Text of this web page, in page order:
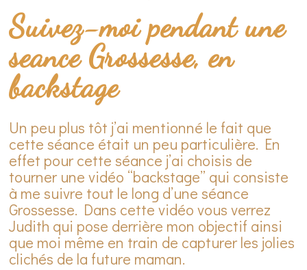
Suivez-moi pendant une
seance Grossesse, en
backstage
Un peu plus tôt j’ai mentionné le fait que
cette séance était un peu particulière. En
effet pour cette séance j’ai choisis de
tourner une vidéo “backstage” qui consiste
à me suivre tout le long d’une séance
Grossesse. Dans cette vidéo vous verrez
Judith qui pose derrière mon objectif ainsi
que moi même en train de capturer les jolies
clichés de la future maman.